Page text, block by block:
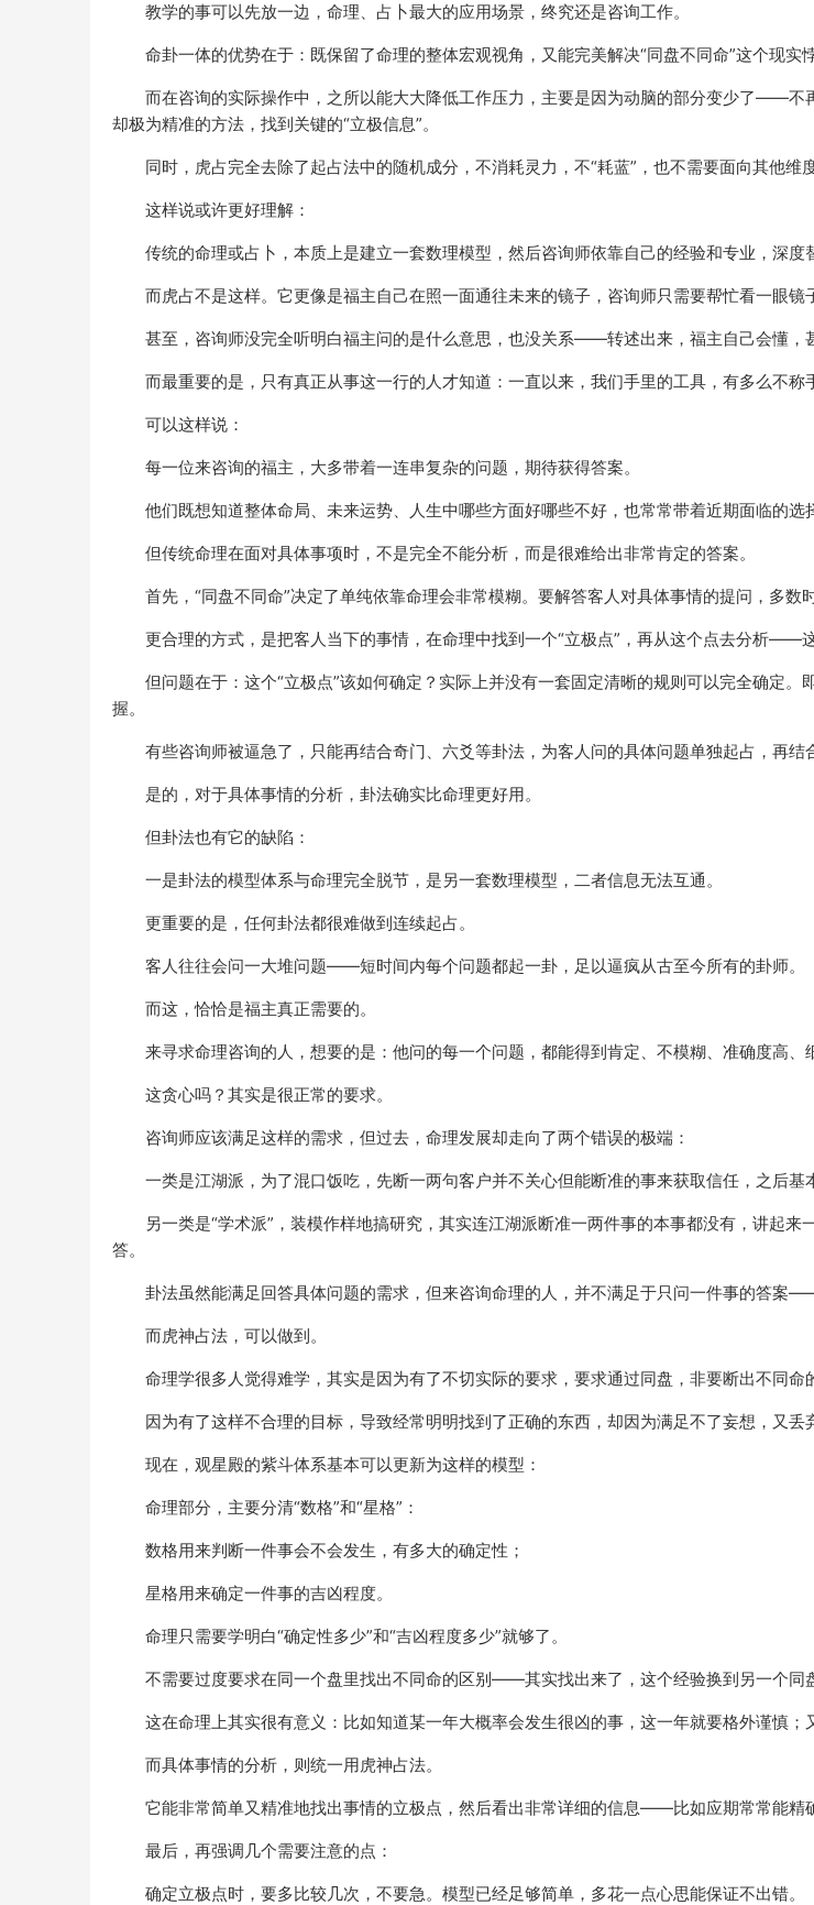
教学的事可以先放一边，命理、占卜最大的应用场景，终究还是咨询工作。
命卦一体的优势在于：既保留了命理的整体宏观视角，又能完美解决“同盘不同命”这个现实
而在咨询的实际操作中，之所以能大大降低工作压力，主要是因为动脑的部分变少了——
却极为精准的方法，找到关键的“立极信息”。
同时，虎占完全去除了起占法中的随机成分，不消耗灵力，不“耗蓝”，也不需要面向其他维
这样说或许更好理解：
传统的命理或占卜，本质上是建立一套数理模型，然后咨询师依靠自己的经验和专业，深度
而虎占不是这样。它更像是福主自己在照一面通往未来的镜子，咨询师只需要帮忙看一眼镜
甚至，咨询师没完全听明白福主问的是什么意思，也没关系——转述出来，福主自己会懂，
而最重要的是，只有真正从事这一行的人才知道：一直以来，我们手里的工具，有多么不称
可以这样说：
每一位来咨询的福主，大多带着一连串复杂的问题，期待获得答案。
他们既想知道整体命局、未来运势、人生中哪些方面好哪些不好，也常常带着近期面临的选
但传统命理在面对具体事项时，不是完全不能分析，而是很难给出非常肯定的答案。
首先，“同盘不同命”决定了单纯依靠命理会非常模糊。要解答客人对具体事情的提问，多数
更合理的方式，是把客人当下的事情，在命理中找到一个“立极点”，再从这个点去分析——
但问题在于：这个“立极点”该如何确定？实际上并没有一套固定清晰的规则可以完全确定
握。
有些咨询师被逼急了，只能再结合奇门、六爻等卦法，为客人问的具体问题单独起占，再结
是的，对于具体事情的分析，卦法确实比命理更好用。
但卦法也有它的缺陷：
一是卦法的模型体系与命理完全脱节，是另一套数理模型，二者信息无法互通。
更重要的是，任何卦法都很难做到连续起占。
客人往往会问一大堆问题——短时间内每个问题都起一卦，足以逼疯从古至今所有的卦师。
而这，恰恰是福主真正需要的。
来寻求命理咨询的人，想要的是：他问的每一个问题，都能得到肯定、不模糊、准确度高、
这贪心吗？其实是很正常的要求。
咨询师应该满足这样的需求，但过去，命理发展却走向了两个错误的极端：
一类是江湖派，为了混口饭吃，先断一两句客户并不关心但能断准的事来获取信任，之后基
另一类是“学术派”，装模作样地搞研究，其实连江湖派断准一两件事的本事都没有，讲起
答。
卦法虽然能满足回答具体问题的需求，但来咨询命理的人，并不满足于只问一件事的答案
而虎神占法，可以做到。
命理学很多人觉得难学，其实是因为有了不切实际的要求，要求通过同盘，非要断出不同
因为有了这样不合理的目标，导致经常明明找到了正确的东西，却因为满足不了妄想，又丢
现在，观星殿的紫斗体系基本可以更新为这样的模型：
命理部分，主要分清“数格”和“星格”：
数格用来判断一件事会不会发生，有多大的确定性；
星格用来确定一件事的吉凶程度。
命理只需要学明白“确定性多少”和“吉凶程度多少”就够了。
不需要过度要求在同一个盘里找出不同命的区别——其实找出来了，这个经验换到另一个同
这在命理上其实很有意义：比如知道某一年大概率会发生很凶的事，这一年就要格外谨慎；
而具体事情的分析，则统一用虎神占法。
它能非常简单又精准地找出事情的立极点，然后看出非常详细的信息——比如应期常常能精
最后，再强调几个需要注意的点：
确定立极点时，要多比较几次，不要急。模型已经足够简单，多花一点心思能保证不出错。